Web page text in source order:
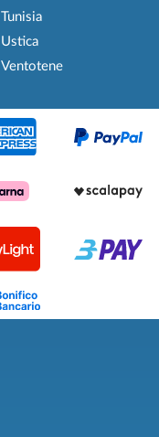
Tunisia
Ustica
Ventotene